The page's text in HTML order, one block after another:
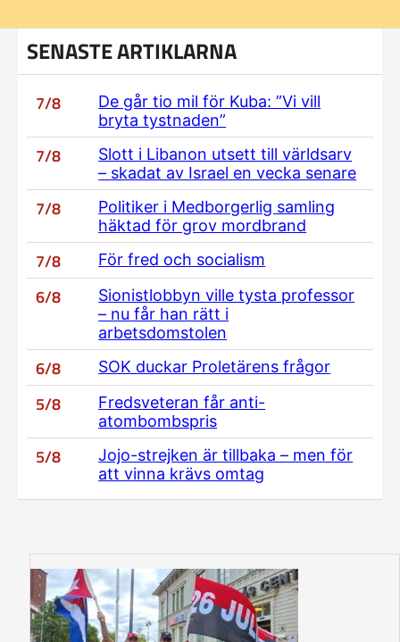
SENASTE ARTIKLARNA
7/8
De går tio mil för Kuba: ”Vi vill
bryta tystnaden”
7/8
Slott i Libanon utsett till världsarv
– skadat av Israel en vecka senare
7/8
Politiker i Medborgerlig samling
häktad för grov mordbrand
7/8 För fred och socialism
6/8
Sionistlobbyn ville tysta professor
– nu får han rätt i
arbetsdomstolen
6/8 SOK duckar Proletärens frågor
5/8
Fredsveteran får anti-
atombombspris
5/8
Jojo-strejken är tillbaka – men för
att vinna krävs omtag